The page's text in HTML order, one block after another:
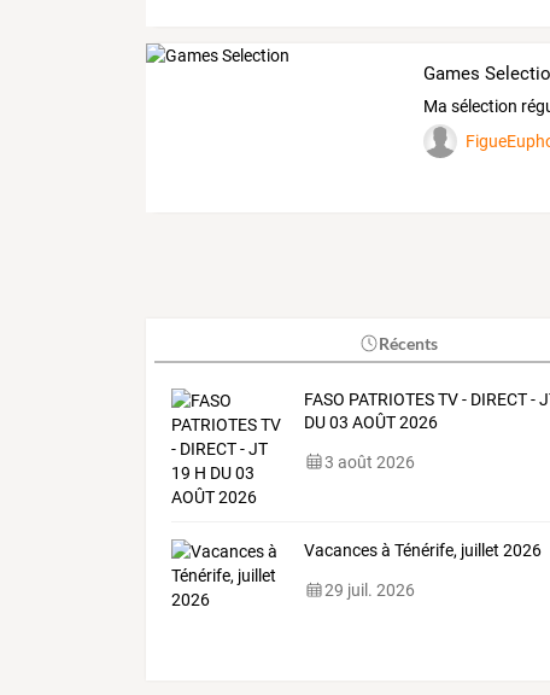
Games
Ma sélection
Récents
FASO PATRIOTES TV - DIRECT -
DU 03 AOÛT 2026
3 août 2026
Vacances à Ténérife, juillet 2026
29 juil. 2026